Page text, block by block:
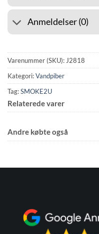
Anmeldelser (0)
Varenummer (SKU): J2818
Kategori:Vandpiber
Tag:SMOKE2U
Relaterede varer
Andre købte også